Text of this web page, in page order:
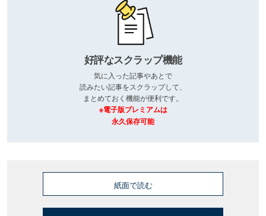
好評なスクラップ機能
気に入った記事やあとで
読みたい記事をスクラップして、
まとめておく機能が便利です。
※電子版プレミアムは
永久保存可能
紙面で読む